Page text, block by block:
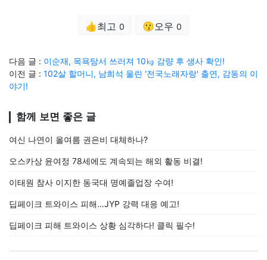
👍최고 0 😗오우 0
다음 글 : 이순재, 목욕탕서 쓰러져 10㎏ 감량 후 생사 확인!
이전 글 : 102살 할머니, 남희석 울린 '전국노래자랑' 출연, 감동의 이
야기!
함께 보면 좋은 글
여신 나연이 올여름 권은비 대체하나?
오스카상 윤여정 78세에도 계속되는 해외 활동 비결!
이태원 참사 이지한 동국대 명예졸업장 수여!
딥페이크 트와이스 피해…JYP 강력 대응 예고!
딥페이크 피해 트와이스 상황 심각하다! 클릭 필수!